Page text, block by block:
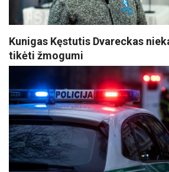
Kunigas Kęstutis Dvareckas
tikėti žmogumi